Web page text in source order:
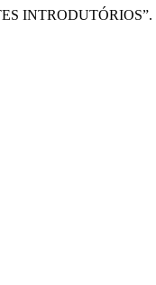
INTRODUTÓRIOS”.